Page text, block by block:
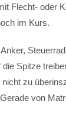
Flecht- oder
im Kurs.
Spitze
zu
von